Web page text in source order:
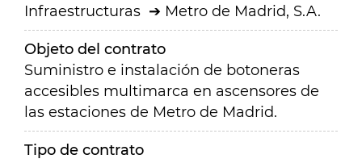
Infraestructuras
Metro de Madrid, S.A.
Objeto del contrato
Suministro e instalación de botoneras
accesibles multimarca en ascensores de
las estaciones de Metro de Madrid.
Tipo de contrato